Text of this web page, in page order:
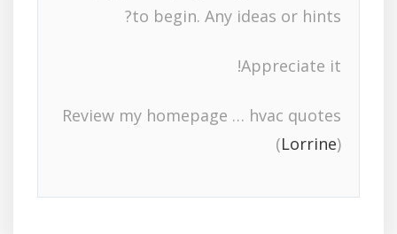
to begin. Any ideas or hints?
Appreciate it!
Review my homepage … hvac quotes
(Lorrine)